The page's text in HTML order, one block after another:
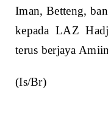
Iman, Betteng,
kepada LAZ
terus berjaya
(Is/Br)